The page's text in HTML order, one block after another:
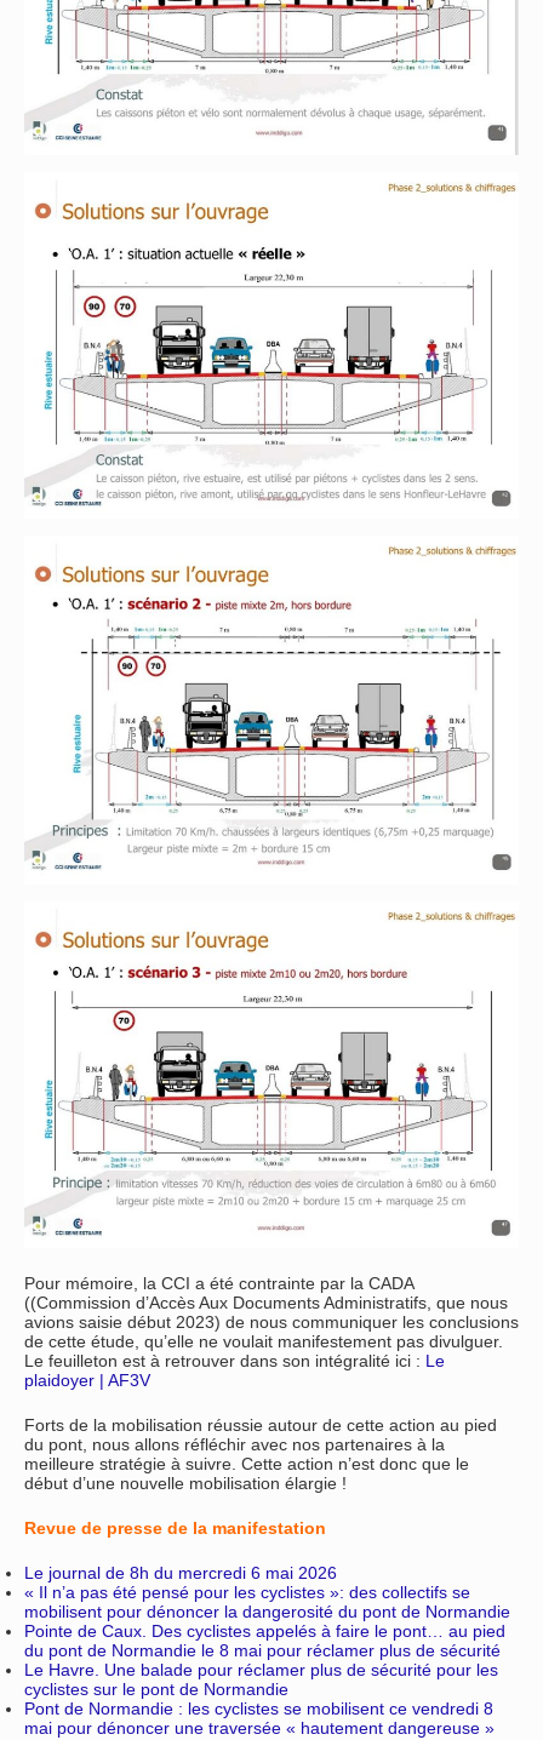
Pour mémoire, la CCI a été contrainte par la CADA
((Commission d’Accès Aux Documents Administratifs, que nous
avions saisie début 2023) de nous communiquer les conclusions
de cette étude, qu’elle ne voulait manifestement pas divulguer.
Le feuilleton est à retrouver dans son intégralité ici : Le
plaidoyer | AF3V
Forts de la mobilisation réussie autour de cette action au pied
du pont, nous allons réfléchir avec nos partenaires à la
meilleure stratégie à suivre. Cette action n’est donc que le
début d’une nouvelle mobilisation élargie !
Revue de presse de la manifestation
Le journal de 8h du mercredi 6 mai 2026
« Il n’a pas été pensé pour les cyclistes »: des collectifs se
mobilisent pour dénoncer la dangerosité du pont de Normandie
Pointe de Caux. Des cyclistes appelés à faire le pont… au pied
du pont de Normandie le 8 mai pour réclamer plus de sécurité
Le Havre. Une balade pour réclamer plus de sécurité pour les
cyclistes sur le pont de Normandie
Pont de Normandie : les cyclistes se mobilisent ce vendredi 8
mai pour dénoncer une traversée « hautement dangereuse »